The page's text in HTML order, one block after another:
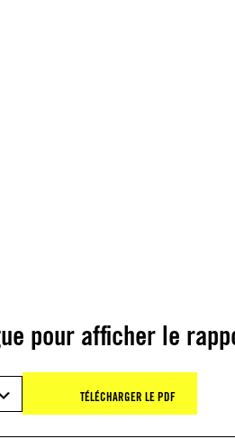
pour afficher le
TÉLÉCHARGER LE PDF